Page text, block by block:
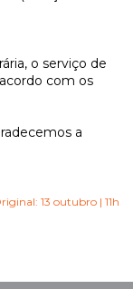
o serviço de
com os
a
13 outubro | 11h